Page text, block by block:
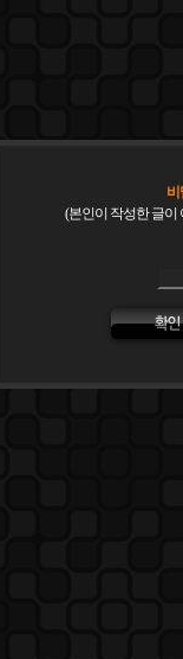
비
(본인이 작성한 글이